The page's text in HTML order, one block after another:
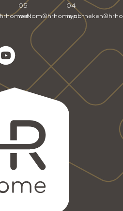
05
welkom@hrhome.nl
04